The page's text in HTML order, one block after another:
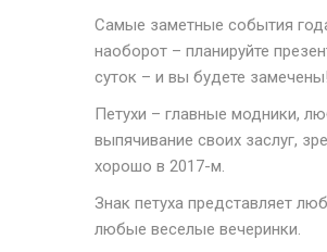
Самые заметные события
наоборот – планируйте
суток – и вы будете замечены!
Петухи – главные модники,
выпячивание своих заслуг,
хорошо в 2017-м.
Знак петуха представляет
любые веселые вечеринки.